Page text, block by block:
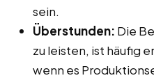
sein.
Überstunden: Die
zu leisten, ist häufig
wenn es